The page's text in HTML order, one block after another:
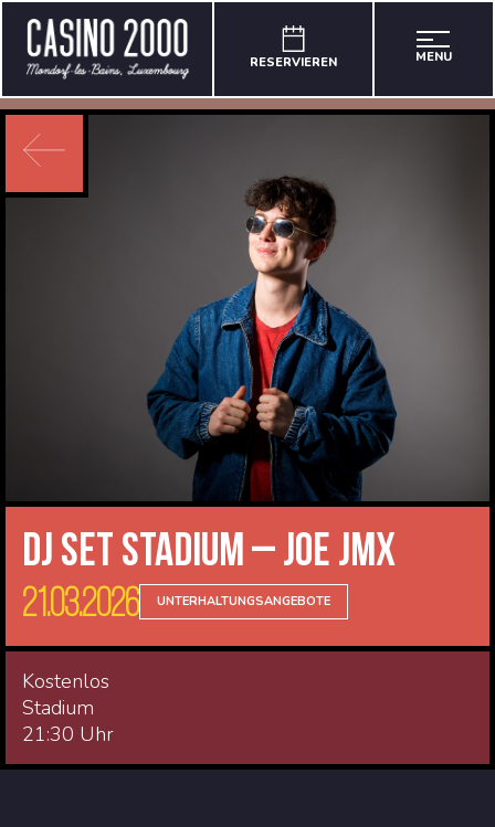
RESERVIEREN MENU
DJ Set Stadium – JOE JMX
21.03.2026 UNTERHALTUNGSANGEBOTE
Kostenlos
Stadium
21:30 Uhr